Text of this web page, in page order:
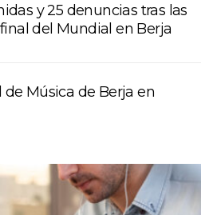
y 25 denuncias tras las
del Mundial en Berja
Música de Berja en